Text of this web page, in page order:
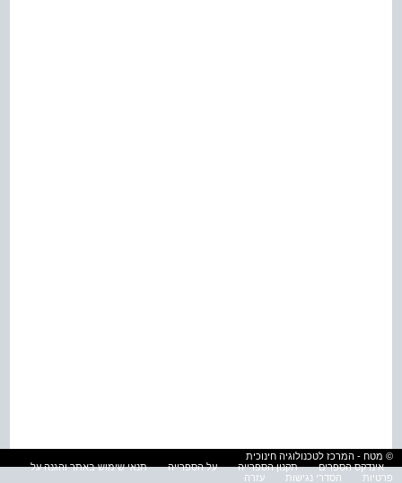
© מטח - המרכז לטכנולוגיה חינוכית
אינדקס הספרים
תקנון הספרייה על הספרייה
תנאי שימוש באתר והגנה על
פרטיות
הסדרי נגישות עזרה